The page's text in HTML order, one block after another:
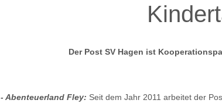
Der Post SV Hagen ist
- Abenteuerland Fley: Seit dem Jahr 2011 arbeitet der